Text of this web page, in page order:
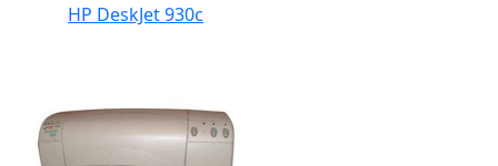
HP DeskJet 930c